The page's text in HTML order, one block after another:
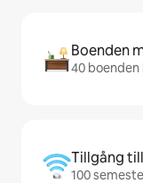
Boenden
40
Tillgång
100